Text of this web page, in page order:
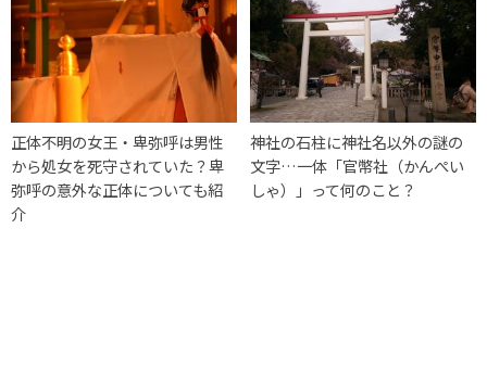
正体不明の女王・卑弥呼は男性
から処女を死守されていた？卑
弥呼の意外な正体についても紹
介
神社の石柱に神社名以外の謎の
文字…一体「官幣社（かんぺい
しゃ）」って何のこと？